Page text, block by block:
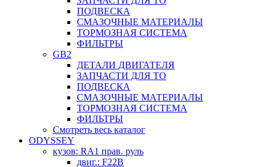
ПОДВЕСКА
СМАЗОЧНЫЕ МАТЕРИАЛЫ
ТОРМОЗНАЯ СИСТЕМА
ФИЛЬТРЫ
GB2
ДЕТАЛИ ДВИГАТЕЛЯ
ЗАПЧАСТИ ДЛЯ ТО
ПОДВЕСКА
СМАЗОЧНЫЕ МАТЕРИАЛЫ
ТОРМОЗНАЯ СИСТЕМА
ФИЛЬТРЫ
Смотреть весь каталог
ODYSSEY
кузов: RA1 прав. руль
двиг.: F22B